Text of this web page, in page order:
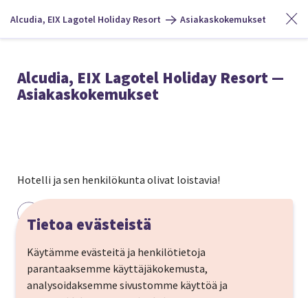
Alcudia, EIX Lagotel Holiday Resort Asiakaskokemukset
Alcudia, EIX Lagotel Holiday Resort —
Asiakaskokemukset
Hotelli ja sen henkilökunta olivat loistavia!
Perheen kanssa · October 2023
Evästeasetukset
Tietoa evästeistä
Käytämme evästeitä ja henkilötietoja
parantaaksemme käyttäjäkokemusta,
analysoidaksemme sivustomme käyttöä ja